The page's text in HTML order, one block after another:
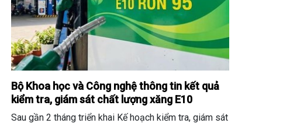
Bộ Khoa học và Công nghệ thông tin kết quả
kiểm tra, giám sát chất lượng xăng E10
Sau gần 2 tháng triển khai Kế hoạch kiểm tra, giám sát